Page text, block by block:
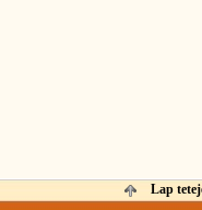
Lap